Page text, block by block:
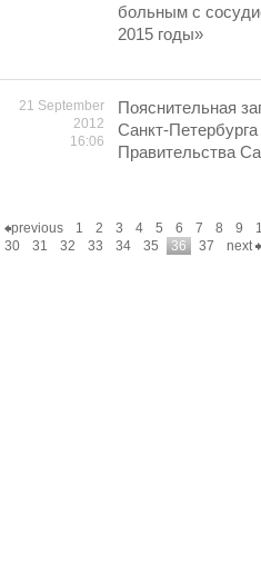
больным с
2015 годы»
21 September
2012
16:06
Пояснительная
Санкт-
Правительства
previous 1 2 3 4 5 6 7 8 9
30
31 32 33 34 35 36 37 next